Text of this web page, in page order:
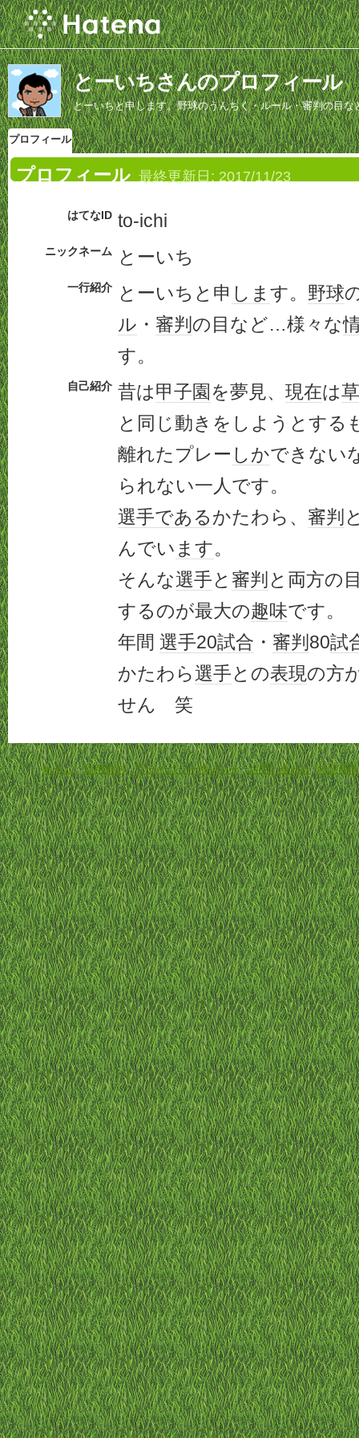
とーいちさんのプロフィール
とーいちと申します。野球のうんちく・ルール・審判の目
プロフィール
プロフィール 最終更新日: 2017/11/23
はてなID to-ichi
ニックネーム とーいち
一行紹介 とーいちと申 しま す。 野球
ル ・ 審判 の目など…様々な
す。
自己紹介 昔は甲子園 を夢見、 現在は
と同じ動きをしようとする
離れたプレー しかできない
られない一人です。
選手であるかたわら、 審判
んでい ます。
そんな選手と 審判 と両方の
するのが最大の趣味です。
年間 選手20試合 ・ 審判 80試
かたわら選手との表現の方
せん 笑
ホーム-利用規約-プライバシーポリシー-お問い合わせ-特定商